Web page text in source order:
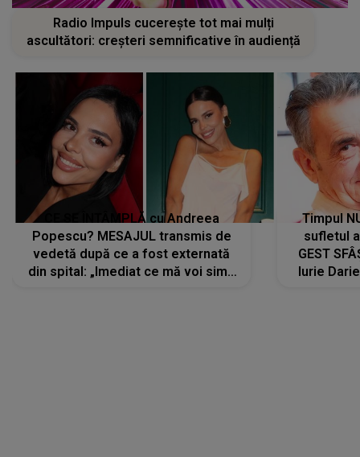
Radio Impuls cucerește tot mai mulți
ascultători: creșteri semnificative în audiență
CE SE ÎNTÂMPLĂ cu Andreea
Popescu? MESAJUL transmis de
vedetă după ce a fost externată
din spital: „Imediat ce mă voi simți
Timpul
sufletul
GEST
Iurie